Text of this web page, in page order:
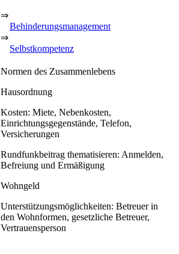
⇒
Behinderungsmanagement
⇒
Selbstkompetenz
Normen des Zusammenlebens
Hausordnung
Kosten: Miete, Nebenkosten,
Einrichtungsgegenstände, Telefon,
Versicherungen
Rundfunkbeitrag thematisieren: Anmelden,
Befreiung und Ermäßigung
Wohngeld
Unterstützungsmöglichkeiten: Betreuer in
den Wohnformen, gesetzliche Betreuer,
Vertrauensperson